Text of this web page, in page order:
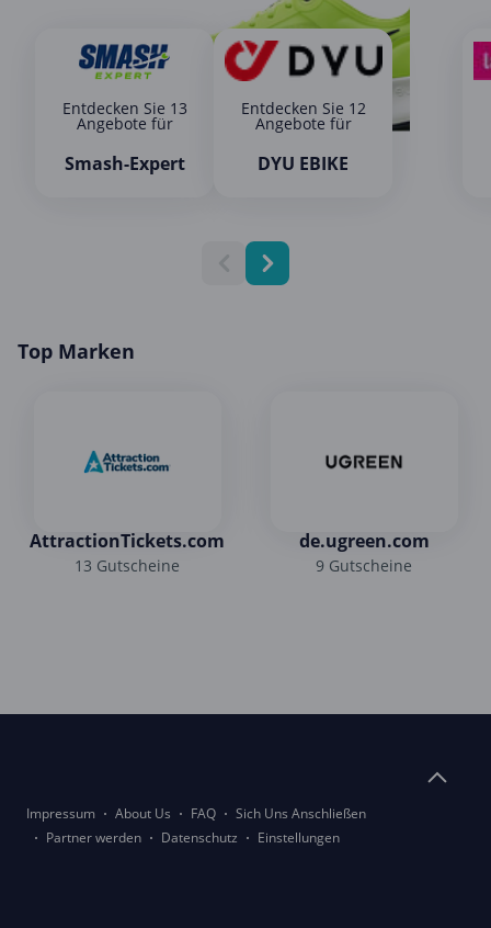
Entdecken Sie 13
Angebote für
Smash-Expert
Entdecken Sie 12
Angebote für
DYU EBIKE
Top Marken
AttractionTickets.com
13 Gutscheine
de.ugreen.com
9 Gutscheine
Impressum About Us FAQ
Sich Uns Anschließen
Partner werden
Datenschutz Einstellungen